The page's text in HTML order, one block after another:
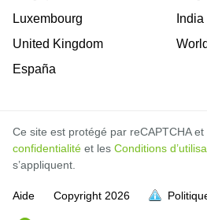
Luxembourg
United Kingdom
España
India
Ce site est protégé par reCAPTCHA et
confidentialité et les Conditions
s’appliquent.
Aide Copyright 2026